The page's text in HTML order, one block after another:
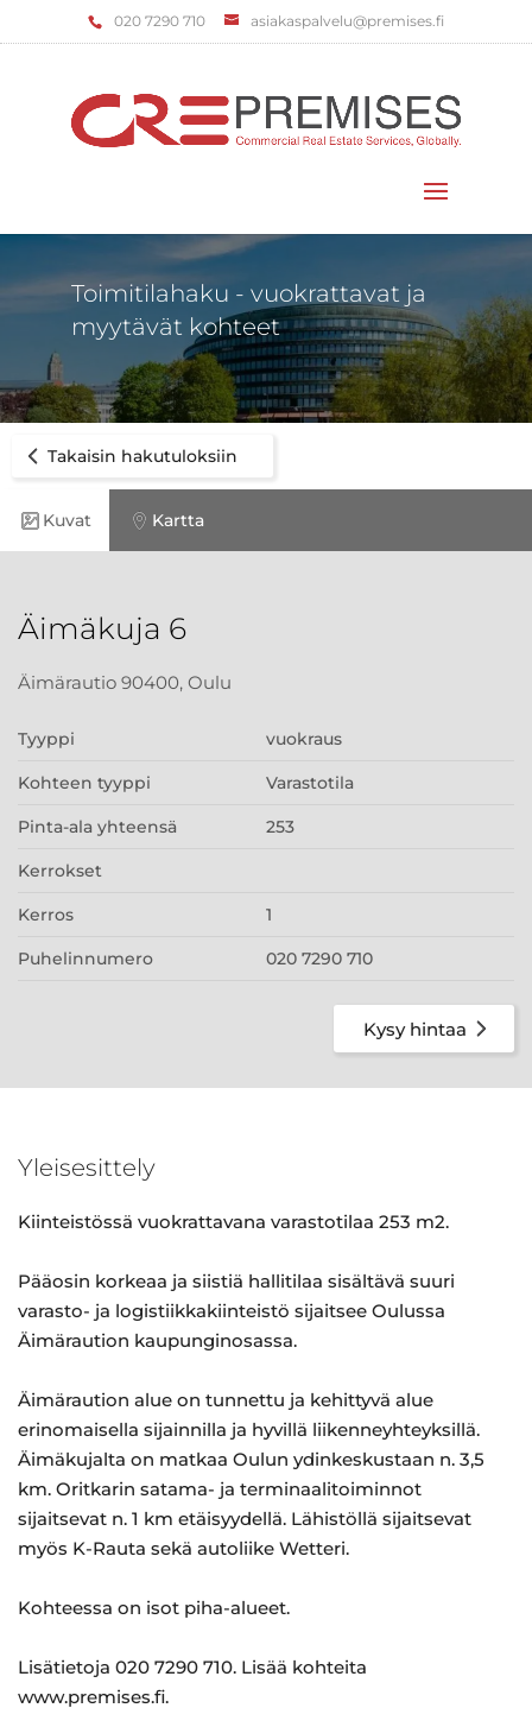
‌020 7290 710 asiakaspalvelu@premises.fi
Toimitilahaku - vuokrattavat ja
myytävät kohteet
Takaisin hakutuloksiin
Kuvat Kartta
Äimäkuja 6
Äimärautio 90400, Oulu
Tyyppi vuokraus
Kohteen tyyppi Varastotila
Pinta-ala yhteensä 253
Kerrokset
Kerros 1
Puhelinnumero 020 7290 710
Kysy hintaa
Yleisesittely
Kiinteistössä vuokrattavana varastotilaa 253 m2.
Pääosin korkeaa ja siistiä hallitilaa sisältävä suuri
varasto- ja logistiikkakiinteistö sijaitsee Oulussa
Äimäraution kaupunginosassa.
Äimäraution alue on tunnettu ja kehittyvä alue
erinomaisella sijainnilla ja hyvillä liikenneyhteyksillä.
Äimäkujalta on matkaa Oulun ydinkeskustaan n. 3,5
km. Oritkarin satama- ja terminaalitoiminnot
sijaitsevat n. 1 km etäisyydellä. Lähistöllä sijaitsevat
myös K-Rauta sekä autoliike Wetteri.
Kohteessa on isot piha-alueet.
Lisätietoja 020 7290 710. Lisää kohteita
www.premises.fi.